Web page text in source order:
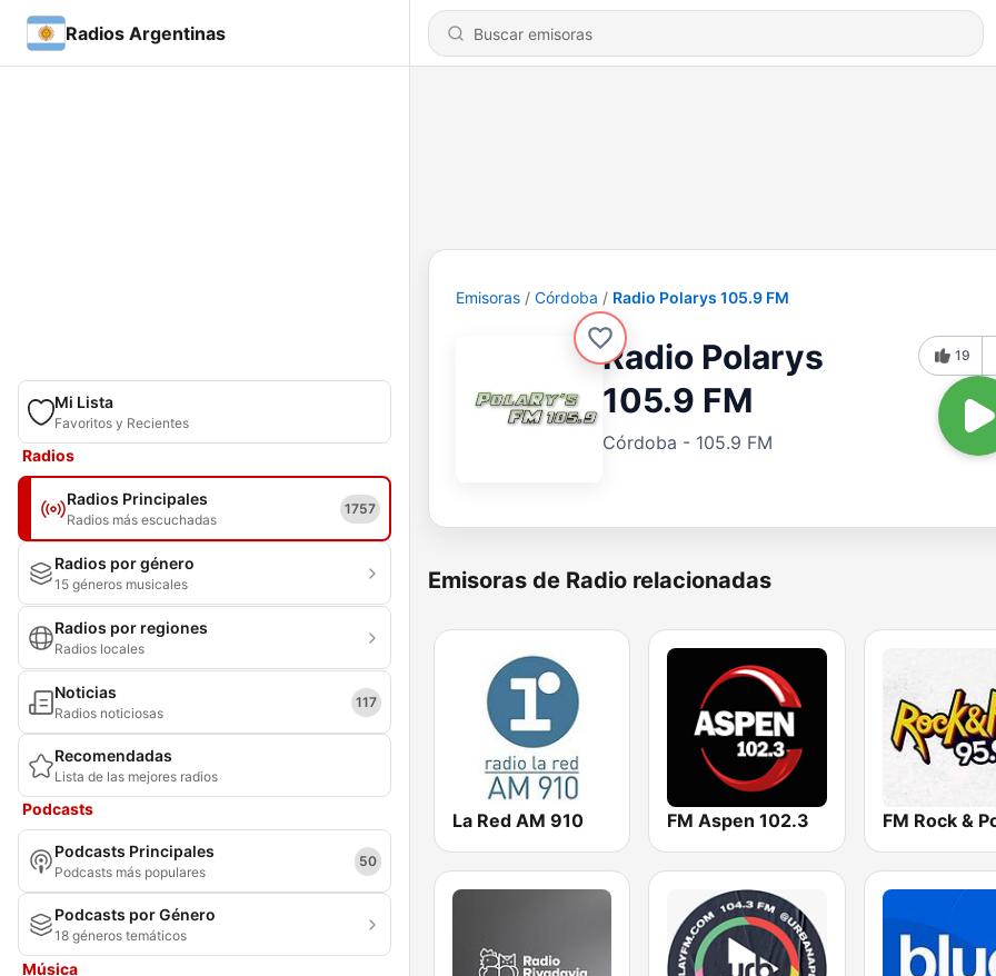
Radios Argentinas
Mi Lista
Favoritos y Recientes
Radios
Radios Principales
Radios más escuchadas
1757
Radios por género
15 géneros musicales
Radios por regiones
Radios locales
Noticias
Radios noticiosas
117
Recomendadas
Lista de las mejores radios
Podcasts
Podcasts Principales
Podcasts más populares
50
Podcasts por Género
18 géneros temáticos
Música
Emisoras Córdoba Radio Polarys 105.9 FM
Radio Polarys
105.9 FM
Córdoba - 105.9 FM
19
Emisoras de Radio relacionadas
La Red AM 910 FM Aspen 102.3 FM Rock &